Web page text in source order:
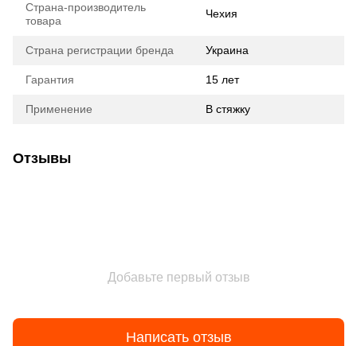
Страна-производитель
товара
Чехия
Страна регистрации бренда Украина
Гарантия 15 лет
Применение В стяжку
Отзывы
Добавьте первый отзыв
Написать отзыв